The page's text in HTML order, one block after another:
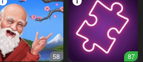
87
58